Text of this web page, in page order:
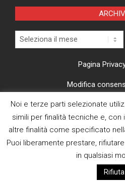
Archivi
Pagina
Modifica
CI TROVI
Noi e terze parti selezionate
simili per finalità tecniche e,
altre finalità come specificato
Puoi liberamente prestare,
in qualsiasi
Rifiuta